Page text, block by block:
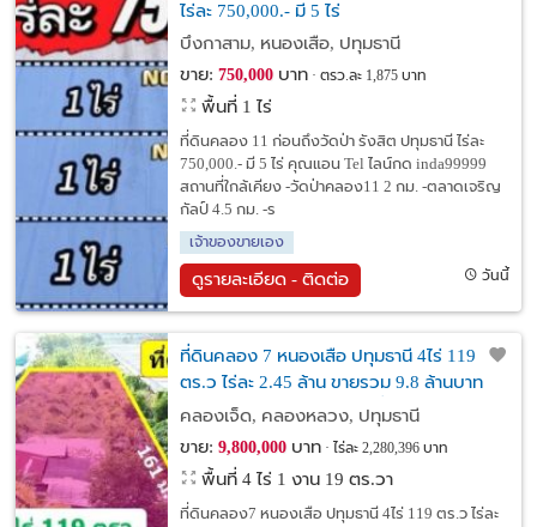
ไร่ละ 750,000.- มี 5 ไร่
บึงกาสาม, หนองเสือ, ปทุมธานี
ขาย: 750,000บาท ตรว.ละ 1,875 บาท
พื้นที่ 1 ไร่
ที่ดินคลอง 11 ก่อนถึงวัดป่า รังสิต ปทุมธานี ไร่ละ
750,000.- มี 5 ไร่ คุณแอน Tel ไลน์กด inda99999
สถานที่ใกล้เคียง -วัดป่าคลอง11 2 กม. -ตลาดเจริญ
กัลป์ 4.5 กม. -ร
เจ้าของขายเอง
ดูรายละเอียด - ติดต่อ วันนี้
ที่ดินคลอง 7 หนองเสือ ปทุมธานี 4ไร่ 119
ตร.ว ไร่ละ 2.45 ล้าน ขายรวม 9.8 ล้านบาท
ติดถนนลาดยางเรียบคลองฝั่งตะวันตก
คลองเจ็ด, คลองหลวง, ปทุมธานี
ขาย: 9,800,000บาท ไร่ละ 2,280,396 บาท
พื้นที่ 4 ไร่ 1 งาน 19 ตร.วา
ที่ดินคลอง7 หนองเสือ ปทุมธานี 4ไร่ 119 ตร.ว ไร่ละ